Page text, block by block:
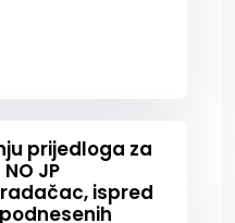
prijedloga za
JP
ispred